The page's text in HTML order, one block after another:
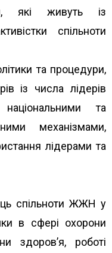
які живуть із
спільноти
та процедури,
із числа лідерів
та
механізмами,
лідерами та
спільноти ЖЖН у
в сфері охорони
здоров’я, роботі